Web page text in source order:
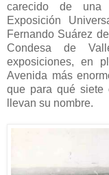
carecido de una
Exposición
Fernando Suárez
Condesa de
exposiciones, en
Avenida más
que para qué siete
llevan su nombre.